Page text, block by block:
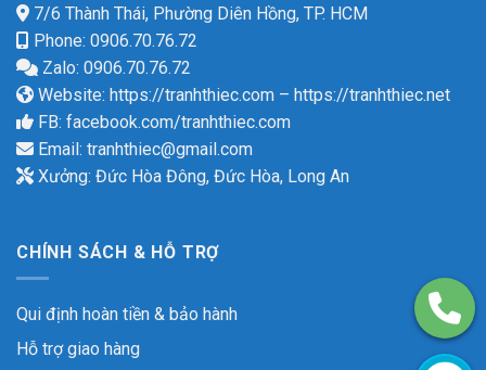
7/6 Thành Thái, Phường Diên Hồng, TP. HCM
Phone: 0906.70.76.72
Zalo: 0906.70.76.72
Website: https://tranhthiec.com – https://tranhthiec.net
FB: facebook.com/tranhthiec.com
Email: tranhthiec@gmail.com
Xưởng: Đức Hòa Đông, Đức Hòa, Long An
CHÍNH SÁCH & HỖ TRỢ
Qui định hoàn tiền & bảo hành
Hỗ trợ giao hàng